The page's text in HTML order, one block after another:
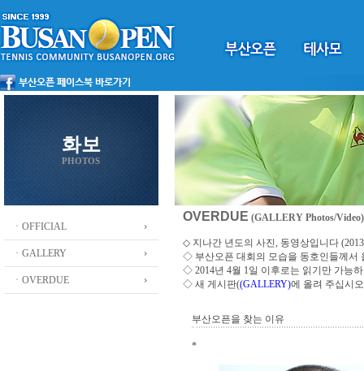
화보
PHOTOS
ㆍOFFICIAL
ㆍGALLERY
ㆍOVERDUE
OVERDUE (GALLERY Photos/Video)
◇ 지나간 년도의 사진, 동영상입니다
◇ 부산오픈 대회의 모습을 동호인들께서
◇ 2014년 4월 1일 이후로는 읽기만 가능
◇ 새 게시판((GALLERY)에 올려 주십시오
부산오픈을 찾는 이유
*